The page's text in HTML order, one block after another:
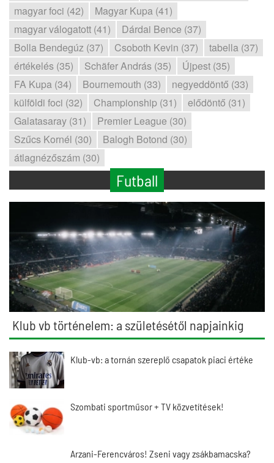
magyar foci (42)
Magyar Kupa (41)
magyar válogatott (41)
Dárdai Bence (37)
Bolla Bendegúz (37)
Csoboth Kevin (37)
tabella (37)
értékelés (35)
Schäfer András (35)
Újpest (35)
FA Kupa (34)
Bournemouth (33)
negyeddöntő (33)
külföldi foci (32)
Championship (31)
elődöntő (31)
Galatasaray (31)
Premier League (30)
Szűcs Kornél (30)
Balogh Botond (30)
átlagnézőszám (30)
Futball
Klub vb történelem: a születésétől napjainkig
Klub-vb: a tornán szereplő csapatok piaci értéke
Szombati sportműsor + TV közvetítések!
Arzani-Ferencváros! Zseni vagy zsákbamacska?